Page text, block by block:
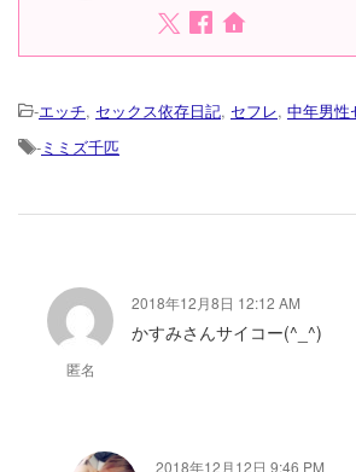
-エッチ, セックス依存日記, セフレ, 中年男性
-ミミズ千匹
匿名
2018年12月8日 12:12 AM
かすみさんサイコー(^_^)
2018年12月12日 9:46 PM